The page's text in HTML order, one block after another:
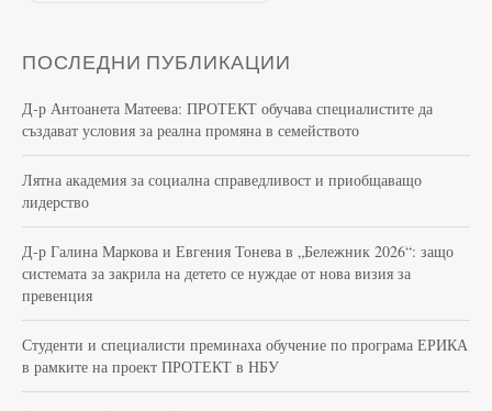
ПОСЛЕДНИ ПУБЛИКАЦИИ
Д-р Антоанета Матеева: ПРОТЕКТ обучава специалистите да
създават условия за реална промяна в семейството
Лятна академия за социална справедливост и приобщаващо
лидерство
Д-р Галина Маркова и Евгения Тонева в „Бележник 2026“: защо
системата за закрила на детето се нуждае от нова визия за
превенция
Студенти и специалисти преминаха обучение по програма ЕРИКА
в рамките на проект ПРОТЕКТ в НБУ